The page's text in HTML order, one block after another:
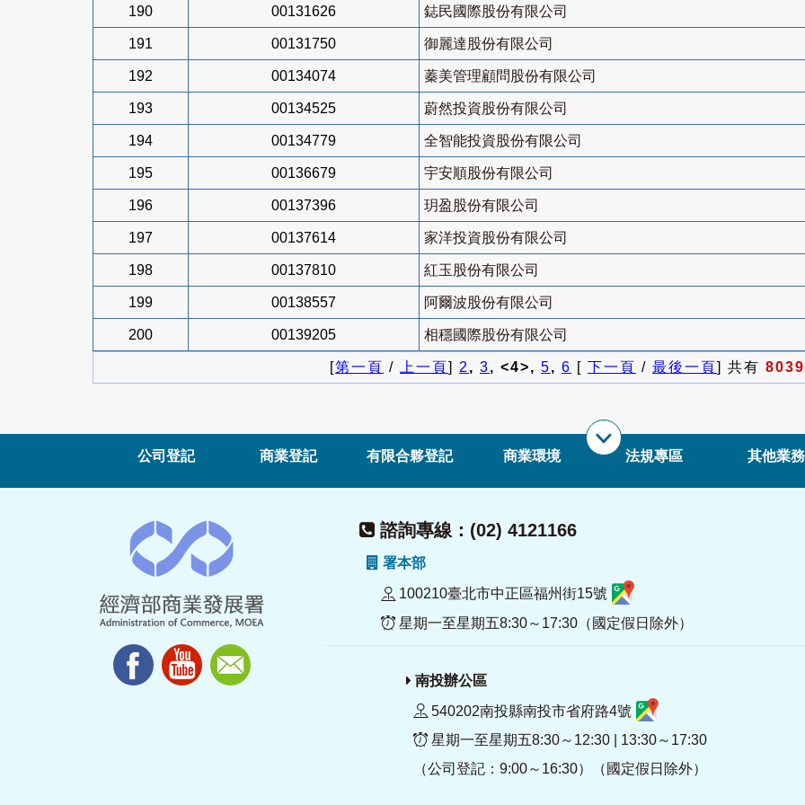
190 00131626 鋕民國際股份有限公司
191 00131750 御麗達股份有限公司
192 00134074 蓁美管理顧問股份有限公司
193 00134525 蔚然投資股份有限公司
194 00134779 全智能投資股份有限公司
195 00136679 宇安順股份有限公司
196 00137396 玥盈股份有限公司
197 00137614 家洋投資股份有限公司
198 00137810 紅玉股份有限公司
199 00138557 阿爾波股份有限公司
200 00139205 相穩國際股份有限公司
[第一頁 / 上一頁] 2, 3, <4>, 5, 6 [ 下一頁 / 最後一頁] 共有 8039
公司登記 商業登記 有限合夥登記 商業環境 法規專區 其他業務
諮詢專線：(02) 4121166
署本部
100210臺北市中正區福州街15號
星期一至星期五8:30～17:30（國定假日除外）
南投辦公區
540202南投縣南投市省府路4號
星期一至星期五8:30～12:30 | 13:30～17:30
（公司登記：9:00～16:30）（國定假日除外）